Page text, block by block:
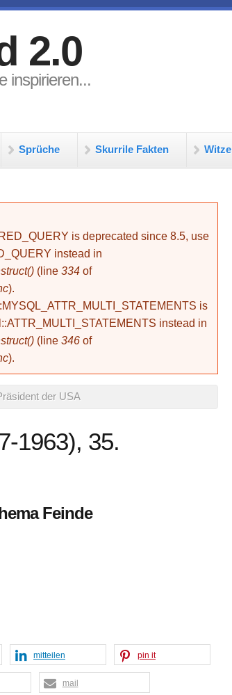
2.0
inspirieren...
Sprüche Skurrile Fakten Witze
is deprecated since 8.5, use
instead in
(line 334 of
).
is
instead in
(line 346 of
).
der USA
1963), 35.
Feinde
mitteilen pin it
mail